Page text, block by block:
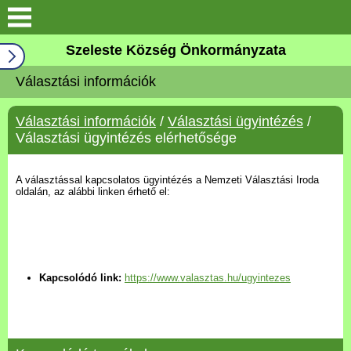
Keresés
Köszöntő
Falutörténet
Elérhetőségek
Önkormányzat
Pályázatok
Szeleste Község Önkormányzata
Választási információk
Választási információk / Választási ügyintézés /
Választási ügyintézés elérhetősége
A választással kapcsolatos ügyintézés a Nemzeti Választási Iroda
oldalán, az alábbi linken érhető el:
Kapcsolódó link: https://www.valasztas.hu/ugyintezes